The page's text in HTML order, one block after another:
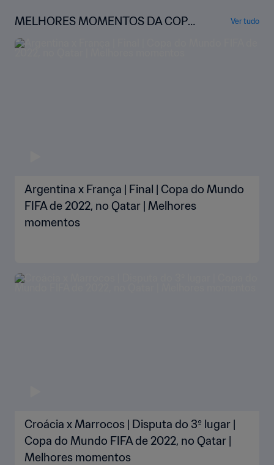
MELHORES MOMENTOS DA COPA
DO MUNDO
Ver tudo
Argentina x França | Final | Copa do Mundo
FIFA de 2022, no Qatar | Melhores
momentos
Croácia x Marrocos | Disputa do 3º lugar |
Copa do Mundo FIFA de 2022, no Qatar |
Melhores momentos